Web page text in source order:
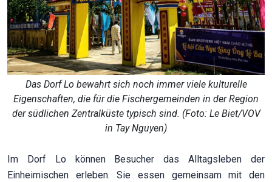
Das Dorf Lo bewahrt sich noch immer viele kulturelle
Eigenschaften, die für die Fischergemeinden in der Region
der südlichen Zentralküste typisch sind. (Foto: Le Biet/VOV
in Tay Nguyen)
Im Dorf Lo können Besucher das Alltagsleben der
Einheimischen erleben. Sie essen gemeinsam mit den